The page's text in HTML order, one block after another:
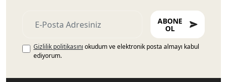
ABONE
OL
Gizlilik politikasını okudum ve elektronik posta almayı kabul
ediyorum.